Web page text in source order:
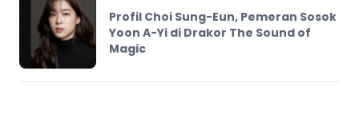
Profil Choi Sung-Eun, Pemeran Sosok
Yoon A-Yi di Drakor The Sound of
Magic